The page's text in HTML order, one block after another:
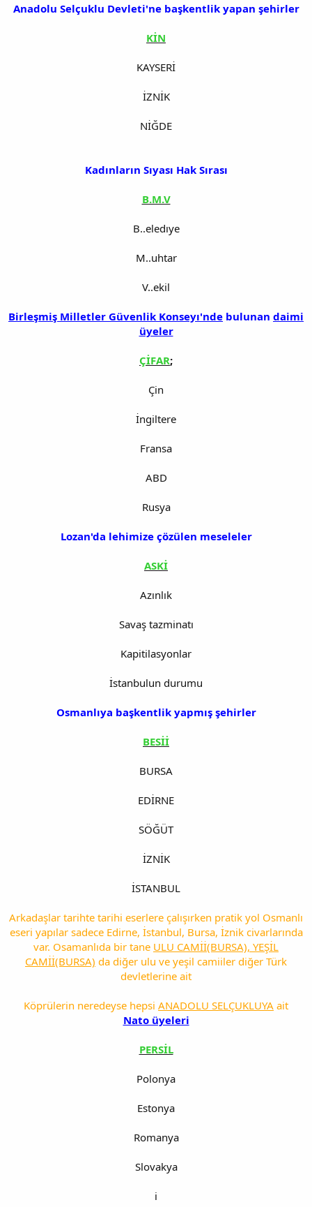
Anadolu Selçuklu Devleti'ne başkentlik yapan şehirler
KİN
KAYSERİ
İZNİK
NİĞDE
Kadınların Sıyası Hak Sırası
B.M.V
B..eledıye
M..uhtar
V..ekil
Birleşmiş Milletler Güvenlik Konseyı'nde bulunan daimi
üyeler
ÇİFAR;
Çin
İngiltere
Fransa
ABD
Rusya
Lozan'da lehimize çözülen meseleler
ASKİ
Azınlık
Savaş tazminatı
Kapitilasyonlar
İstanbulun durumu
Osmanlıya başkentlik yapmış şehirler
BESİİ
BURSA
EDİRNE
SÖĞÜT
İZNİK
İSTANBUL
Arkadaşlar tarihte tarihi eserlere çalışırken pratik yol Osmanlı
eseri yapılar sadece Edirne, İstanbul, Bursa, İznik civarlarında
var. Osamanlıda bir tane ULU CAMİİ(BURSA), YEŞİL
CAMİİ(BURSA) da diğer ulu ve yeşil camiiler diğer Türk
devletlerine ait
Köprülerin neredeyse hepsi ANADOLU SELÇUKLUYA ait
Nato üyeleri
PERSİL
Polonya
Estonya
Romanya
Slovakya
i